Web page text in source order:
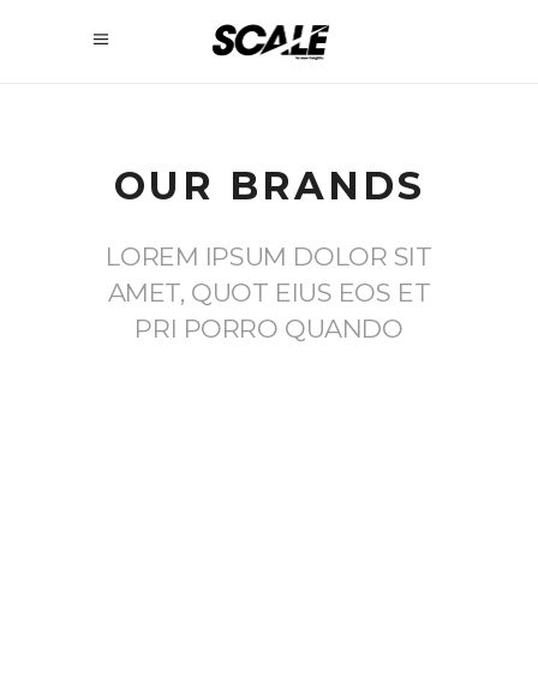
OUR BRANDS
LOREM IPSUM DOLOR SIT
AMET, QUOT EIUS EOS ET
PRI PORRO QUANDO